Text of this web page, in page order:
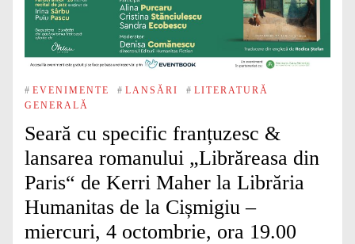
# EVENIMENTE # LANSĂRI # LITERATURĂ
GENERALĂ
Seară cu specific franțuzesc &
lansarea romanului „Librăreasa din
Paris“ de Kerri Maher la Librăria
Humanitas de la Cișmigiu –
miercuri, 4 octombrie, ora 19.00